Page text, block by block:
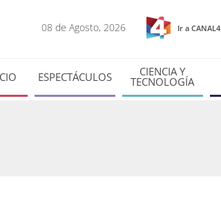
08 de Agosto, 2026 Ir a CANAL4
ESPECTÁCULOS CIENCIA Y
TECNOLOGÍA